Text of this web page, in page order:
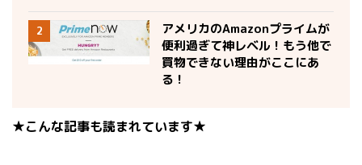
2
アメリカのAmazonプライムが
便利過ぎて神レベル！もう他で
買物できない理由がここにあ
る！
★こんな記事も読まれています★